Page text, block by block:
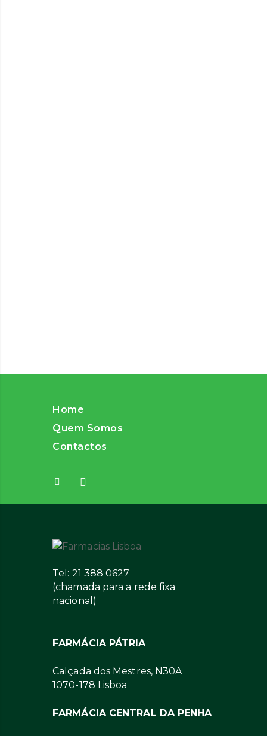
Home
Quem Somos
Contactos
Tel: 21 388 0627
(chamada para a rede fixa
nacional)
FARMÁCIA PÁTRIA
Calçada dos Mestres, N30A
1070-178 Lisboa
FARMÁCIA CENTRAL DA PENHA